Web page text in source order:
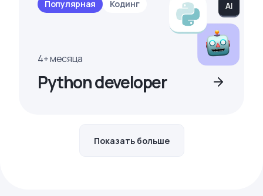
Популярная Кодинг
4+ месяца
Python developer
Показать больше